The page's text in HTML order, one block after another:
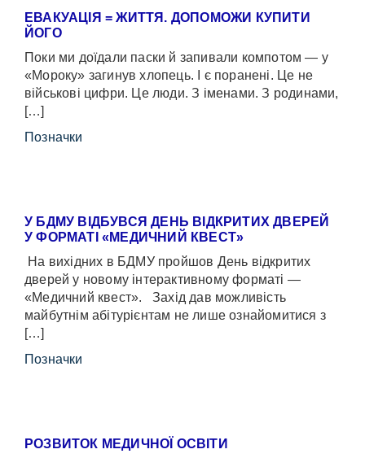
ЕВАКУАЦІЯ = ЖИТТЯ. ДОПОМОЖИ КУПИТИ
ЙОГО
Поки ми доїдали паски й запивали компотом — у
«Мороку» загинув хлопець. І є поранені. Це не
військові цифри. Це люди. З іменами. З родинами,
[…]
Позначки
У БДМУ ВІДБУВСЯ ДЕНЬ ВІДКРИТИХ ДВЕРЕЙ
У ФОРМАТІ «МЕДИЧНИЙ КВЕСТ»
На вихідних в БДМУ пройшов День відкритих
дверей у новому інтерактивному форматі —
«Медичний квест». Захід дав можливість
майбутнім абітурієнтам не лише ознайомитися з
[…]
Позначки
РОЗВИТОК МЕДИЧНОЇ ОСВІТИ